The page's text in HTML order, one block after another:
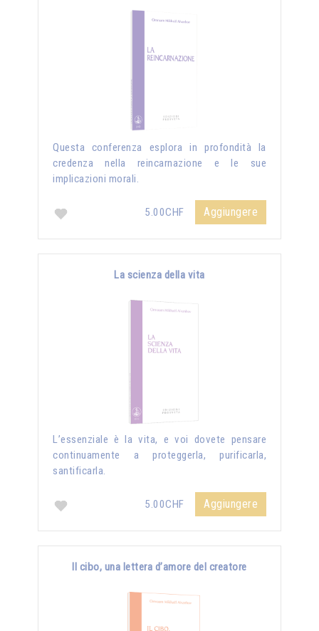
Questa conferenza esplora in profondità la
credenza nella reincarnazione e le sue
implicazioni morali.
5.00CHF Aggiungere
La scienza della vita
L’essenziale è la vita, e voi dovete pensare
continuamente a proteggerla, purificarla,
santificarla.
5.00CHF Aggiungere
Il cibo, una lettera d’amore del creatore